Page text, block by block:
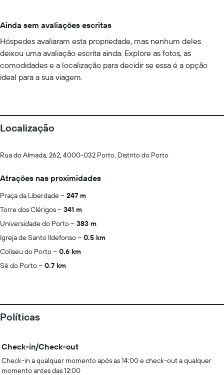
Ainda sem avaliações escritas
Hóspedes avaliaram esta propriedade, mas nenhum deles
deixou uma avaliação escrita ainda. Explore as fotos, as
comodidades e a localização para decidir se essa é a opção
ideal para a sua viagem.
Localização
Rua do Almada, 262, 4000-032 Porto, Distrito do Porto
Atrações nas proximidades
Praça da Liberdade
247 m
Torre dos Clérigos
341 m
Universidade do Porto
383 m
Igreja de Santo Ildefonso
0.5 km
Coliseu do Porto
0.6 km
Sé do Porto
0.7 km
Políticas
Check-in/Check-out
Check-in a qualquer momento após as 14:00 e check-out a qualquer
momento antes das 12:00